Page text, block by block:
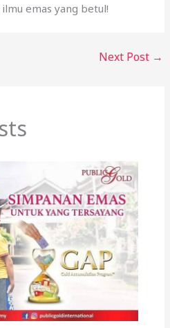
emas yang betul!
Next Post →